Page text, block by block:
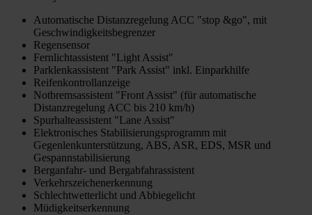
Automatische Distanzregelung ACC "stop &go", mit
Geschwindigkeitsbegrenzer
Regensensor
Fernlichtassistent "Light Assist"
Parklenkassistent "Park Assist" inkl. Einparkhilfe
Reifenkontrollanzeige
Notbremsassistent "Front Assist" (für automatische
Distanzregelung ACC bis 210 km/h)
Spurhalteassistent "Lane Assist"
Elektronisches Stabilisierungsprogramm mit
Gegenlenkunterstützung, ABS, ASR, EDS, MSR und
Gespannstabilisierung
Berganfahr- und Bergabfahrassistent
Verkehrszeichenerkennung
Schlechtwetterlicht und Abbiegelicht
Müdigkeitserkennung